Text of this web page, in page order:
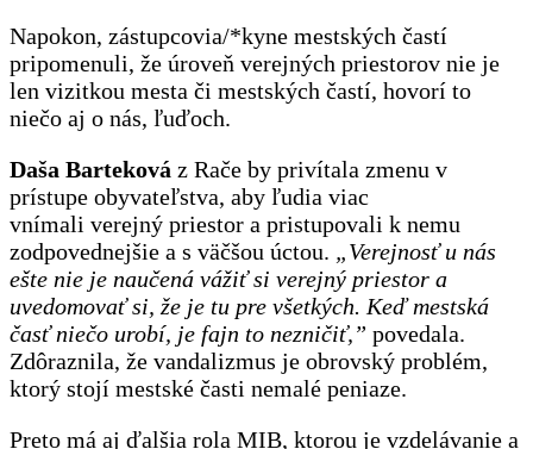
Napokon, zástupcovia/*kyne mestských častí
pripomenuli, že úroveň verejných priestorov nie je
len vizitkou mesta či mestských častí, hovorí to
niečo aj o nás, ľuďoch.
Daša Barteková z Rače by privítala zmenu v
prístupe obyvateľstva, aby ľudia viac
vnímali verejný priestor a pristupovali k nemu
zodpovednejšie a s väčšou úctou. „Verejnosť u nás
ešte nie je naučená vážiť si verejný priestor a
uvedomovať si, že je tu pre všetkých. Keď mestská
časť niečo urobí, je fajn to nezničiť,” povedala.
Zdôraznila, že vandalizmus je obrovský problém,
ktorý stojí mestské časti nemalé peniaze.
Preto má aj ďalšia rola MIB, ktorou je vzdelávanie a